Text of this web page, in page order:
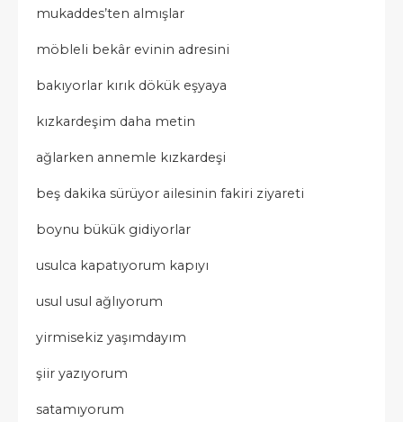
mukaddes’ten almışlar
möbleli bekâr evinin adresini
bakıyorlar kırık dökük eşyaya
kızkardeşim daha metin
ağlarken annemle kızkardeşi
beş dakika sürüyor ailesinin fakiri ziyareti
boynu bükük gidiyorlar
usulca kapatıyorum kapıyı
usul usul ağlıyorum
yirmisekiz yaşımdayım
şiir yazıyorum
satamıyorum